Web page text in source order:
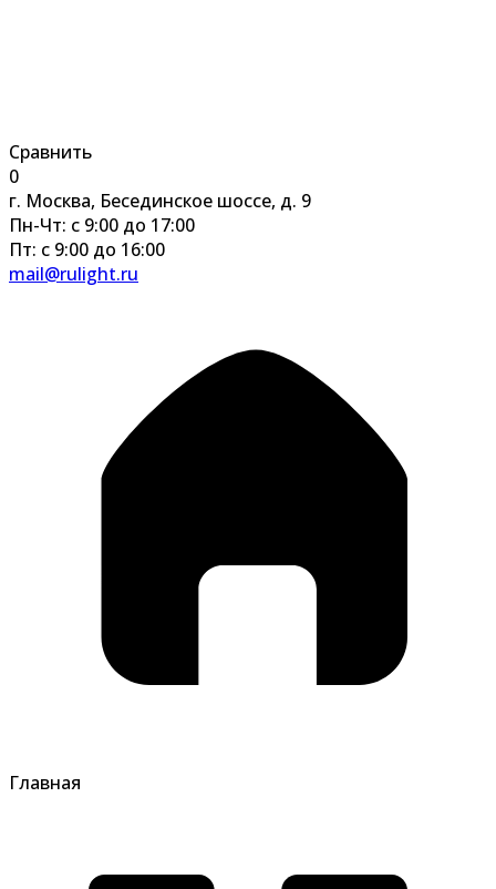
Сравнить
0
г. Москва, Бесединское шоссе, д. 9
Пн-Чт: с 9:00 до 17:00
Пт: с 9:00 до 16:00
mail@rulight.ru
Главная